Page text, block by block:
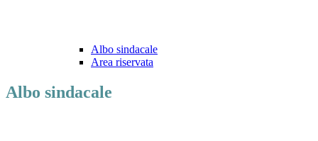
Albo sindacale
Area riservata
Albo sindacale